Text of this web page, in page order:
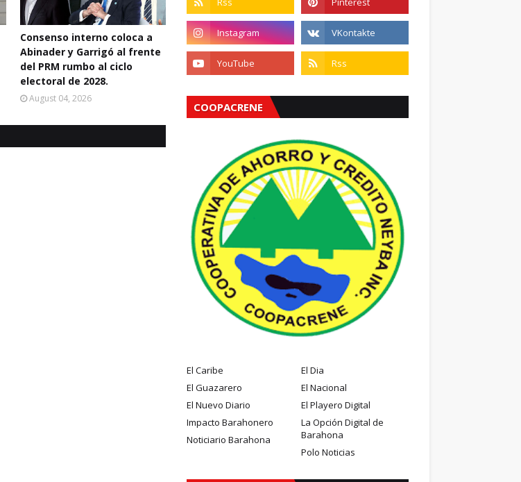
Consenso interno coloca a
Abinader y Garrigó al frente
del PRM rumbo al ciclo
electoral de 2028.
August 04, 2026
COOPACRENE
El Caribe
El Dia
El Guazarero
El Nacional
El Nuevo Diario
El Playero Digital
Impacto Barahonero
La Opción Digital de
Barahona
Noticiario Barahona
Polo Noticias